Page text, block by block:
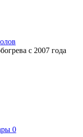
с 2007 года
0